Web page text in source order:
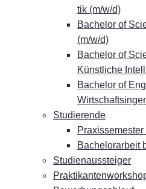
tik (m/w/d)
Ba­che­lor of
(m/w/d)
Ba­che­lor of
Künst­li­che
Ba­che­lor of
Stu­die­ren­de
Pra­xis­se­mes­ter
Ba­che­lor­ar­beit
Stu­di­en­aus­stei­ger